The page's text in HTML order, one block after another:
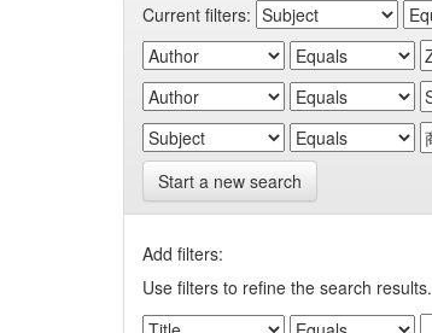
Current filters:
Start a new search
Add filters:
Use filters to refine the search results.